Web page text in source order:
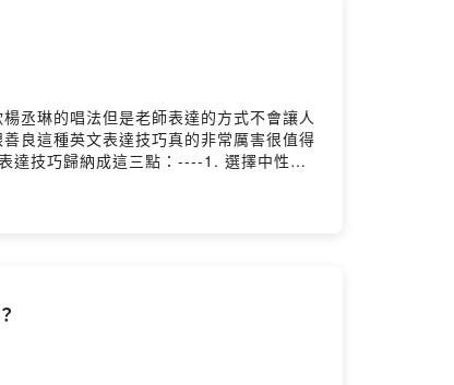
丞琳的唱法但是老師表達的方式不會讓人
良這種英文表達技巧真的非常厲害很值得
達技巧歸納成這三點：----1. 選擇中性或
：https://lihi.cc/wJqqsYoutube 版本 (有
作，用的是呈色效果最好的紙張，讀起
4mwzvg博客來
這一集的想法：